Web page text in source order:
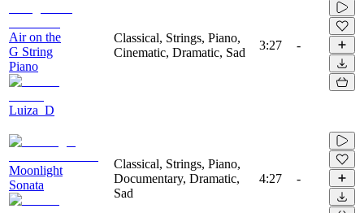
Air on the
G String
Piano
Luiza_D
Classical, Strings, Piano,
Cinematic, Dramatic, Sad
3:27 -
Moonlight
Sonata
Classical, Strings, Piano,
Documentary, Dramatic,
Sad
4:27 -